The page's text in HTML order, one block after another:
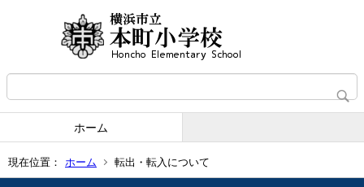
ホーム
現在位置： ホーム 転出・転入について